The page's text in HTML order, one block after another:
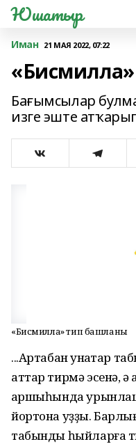
Юшатыр
Иман 21 МАЯ 2022, 07:22
Бағымсылар
изге эште
«Бисмилла» тип башланыҡ
...Артабан ҡунаҡтар
аттар тирмə эсенə, ə
ҡаршыһында
йортона уҙҙы.
табынды һыйларға